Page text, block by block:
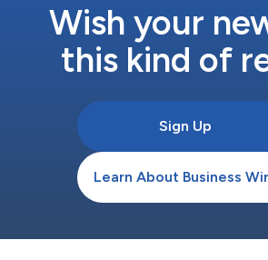
Wish your
this kind of
Sign Up
Learn About Business